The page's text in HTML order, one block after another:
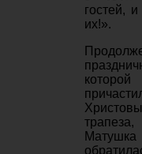
гостей,
их!».